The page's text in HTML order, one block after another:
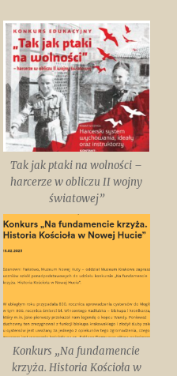
Tak jak ptaki na wolności –
harcerze w obliczu II wojny
światowej”
Konkurs „Na fundamencie
krzyża. Historia Kościoła w